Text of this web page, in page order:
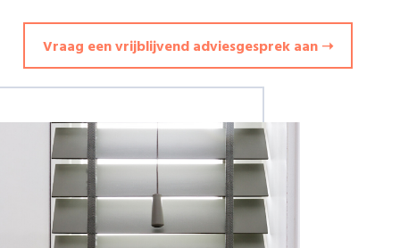
Vraag een vrijblijvend adviesgesprek aan ➝